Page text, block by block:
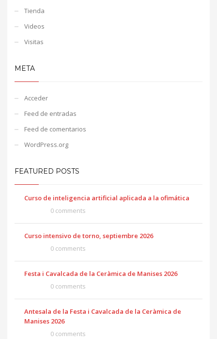
Tienda
Videos
Visitas
META
Acceder
Feed de entradas
Feed de comentarios
WordPress.org
FEATURED POSTS
Curso de inteligencia artificial aplicada a la ofimática
0 comments
Curso intensivo de torno, septiembre 2026
0 comments
Festa i Cavalcada de la Ceràmica de Manises 2026
0 comments
Antesala de la Festa i Cavalcada de la Ceràmica de
Manises 2026
0 comments